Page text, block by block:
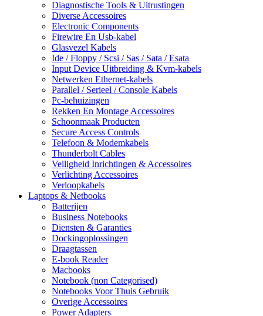
Diagnostische Tools & Uitrustingen
Diverse Accessoires
Electronic Components
Firewire En Usb-kabel
Glasvezel Kabels
Ide / Floppy / Scsi / Sas / Sata / Esata
Input Device Uitbreiding & Kvm-kabels
Netwerken Ethernet-kabels
Parallel / Serieel / Console Kabels
Pc-behuizingen
Rekken En Montage Accessoires
Schoonmaak Producten
Secure Access Controls
Telefoon & Modemkabels
Thunderbolt Cables
Veiligheid Inrichtingen & Accessoires
Verlichting Accessoires
Verloopkabels
Laptops & Netbooks
Batterijen
Business Notebooks
Diensten & Garanties
Dockingoplossingen
Draagtassen
E-book Reader
Macbooks
Notebook (non Categorised)
Notebooks Voor Thuis Gebruik
Overige Accessoires
Power Adapters